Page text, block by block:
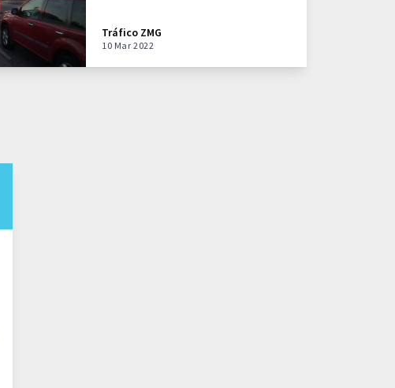
Tráfico ZMG
10 Mar 2022